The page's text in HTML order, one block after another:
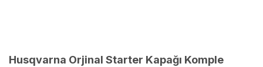
Husqvarna Orjinal Starter Kapağı Komple